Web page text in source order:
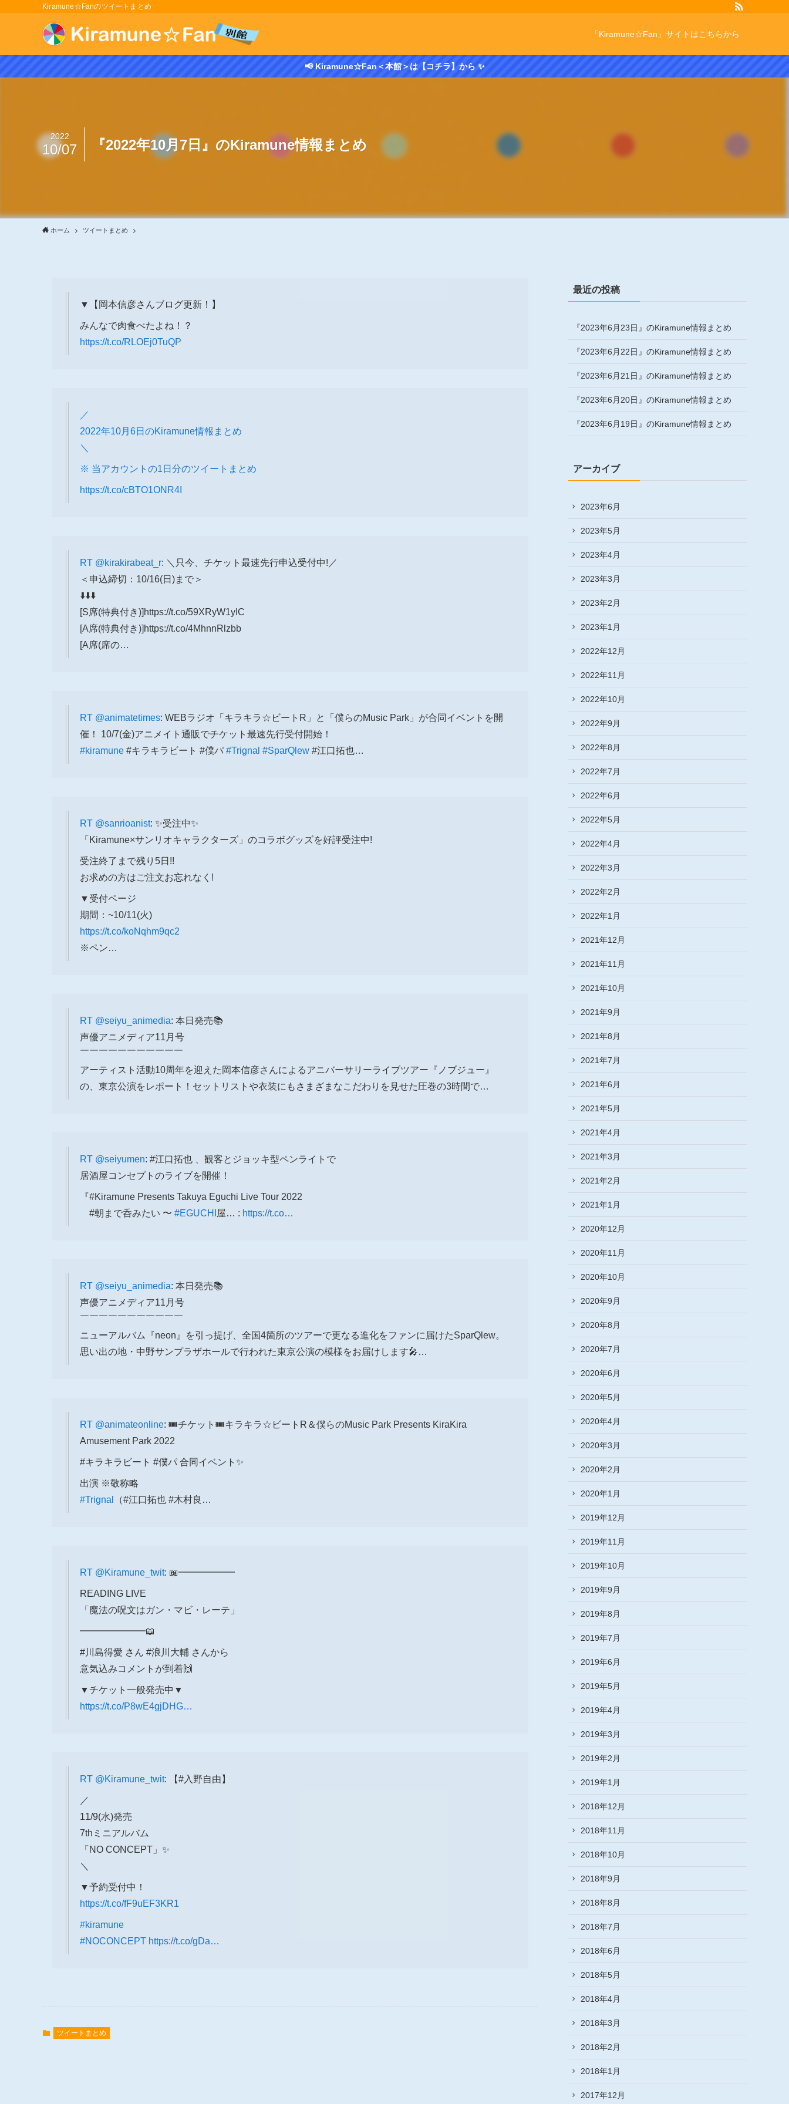
Kiramune☆Fanのツイートまとめ
「Kiramune☆Fan」サイトはこちらから
📢 Kiramune☆Fan＜本館＞は【コチラ】から ✨
『2022年10月7日』のKiramune情報まとめ
2022
10/07
ホーム ツイートまとめ
▼【岡本信彦さんブログ更新！】
みんなで肉食べたよね！？
https://t.co/RLOEj0TuQP
／
2022年10月6日のKiramune情報まとめ
＼
※ 当アカウントの1日分のツイートまとめ
https://t.co/cBTO1ONR4I
RT @kirakirabeat_r: ＼只今、チケット最速先行申込受付中!／
＜申込締切：10/16(日)まで＞
⬇️⬇️⬇️
[S席(特典付き)]https://t.co/59XRyW1yIC
[A席(特典付き)]https://t.co/4MhnnRlzbb
[A席(席の…
RT @animatetimes: WEBラジオ「キラキラ☆ビートR」と「僕らのMusic Park」が合同イベントを開
催！ 10/7(金)アニメイト通販でチケット最速先行受付開始！
#kiramune #キラキラビート #僕パ #Trignal #SparQlew #江口拓也…
RT @sanrioanist: ✨受注中✨
「Kiramune×サンリオキャラクターズ」のコラボグッズを好評受注中!
受注終了まで残り5日!!
お求めの方はご注文お忘れなく!
▼受付ページ
期間：~10/11(火)
https://t.co/koNqhm9qc2
※ペン…
RT @seiyu_animedia: 本日発売📚
声優アニメディア11月号
￣￣￣￣￣￣￣￣￣￣￣
アーティスト活動10周年を迎えた岡本信彦さんによるアニバーサリーライブツアー『ノブジュー』
の、東京公演をレポート！セットリストや衣装にもさまざまなこだわりを見せた圧巻の3時間で…
RT @seiyumen: #江口拓也 、観客とジョッキ型ペンライトで
居酒屋コンセプトのライブを開催！
『#Kiramune Presents Takuya Eguchi Live Tour 2022
#朝まで呑みたい 〜 #EGUCHI 屋… : https://t.co…
RT @seiyu_animedia: 本日発売📚
声優アニメディア11月号
￣￣￣￣￣￣￣￣￣￣￣
ニューアルバム『neon』を引っ提げ、全国4箇所のツアーで更なる進化をファンに届けたSparQlew。
思い出の地・中野サンプラザホールで行われた東京公演の模様をお届けします🎤…
RT @animateonline: 🎟️チケット🎟️キラキラ☆ビートR＆僕らのMusic Park Presents KiraKira
Amusement Park 2022
#キラキラビート #僕パ 合同イベント✨
出演 ※敬称略
#Trignal
（#江口拓也 #木村良…
RT @Kiramune_twit: 📖━━━━━━
READING LIVE
「魔法の呪文はガン・マビ・レーテ」
━━━━━━━📖
#川島得愛 さん #浪川大輔 さんから
意気込みコメントが到着🙌
▼チケット一般発売中▼
https://t.co/P8wE4gjDHG…
RT @Kiramune_twit: 【#入野自由】
／
11/9(水)発売
7thミニアルバム
「NO CONCEPT」✨
＼
▼予約受付中！
https://t.co/fF9uEF3KR1
#kiramune
#NOCONCEPT https://t.co/gDa…
ツイートまとめ
最近の投稿
『2023年6月23日』のKiramune情報まとめ
『2023年6月22日』のKiramune情報まとめ
『2023年6月21日』のKiramune情報まとめ
『2023年6月20日』のKiramune情報まとめ
『2023年6月19日』のKiramune情報まとめ
アーカイブ
2023年6月
2023年5月
2023年4月
2023年3月
2023年2月
2023年1月
2022年12月
2022年11月
2022年10月
2022年9月
2022年8月
2022年7月
2022年6月
2022年5月
2022年4月
2022年3月
2022年2月
2022年1月
2021年12月
2021年11月
2021年10月
2021年9月
2021年8月
2021年7月
2021年6月
2021年5月
2021年4月
2021年3月
2021年2月
2021年1月
2020年12月
2020年11月
2020年10月
2020年9月
2020年8月
2020年7月
2020年6月
2020年5月
2020年4月
2020年3月
2020年2月
2020年1月
2019年12月
2019年11月
2019年10月
2019年9月
2019年8月
2019年7月
2019年6月
2019年5月
2019年4月
2019年3月
2019年2月
2019年1月
2018年12月
2018年11月
2018年10月
2018年9月
2018年8月
2018年7月
2018年6月
2018年5月
2018年4月
2018年3月
2018年2月
2018年1月
2017年12月